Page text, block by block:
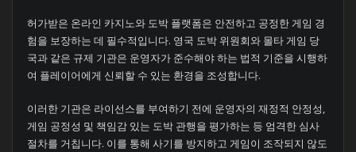
허가받은 온라인 카지노와 도박 플랫폼은 안전하고 공정한 게임 경
험을 보장하는 데 필수적입니다. 영국 도박 위원회와 몰타 게임 당
국과 같은 규제 기관은 운영자가 준수해야 하는 법적 기준을 시행하
여 플레이어에게 신뢰할 수 있는 환경을 조성합니다.
이러한 기관은 라이선스를 부여하기 전에 운영자의 재정적 안정성,
게임 공정성 및 책임감 있는 도박 관행을 평가하는 등 엄격한 심사
절차를 거칩니다. 이를 통해 사기를 방지하고 게임이 조작되지 않도